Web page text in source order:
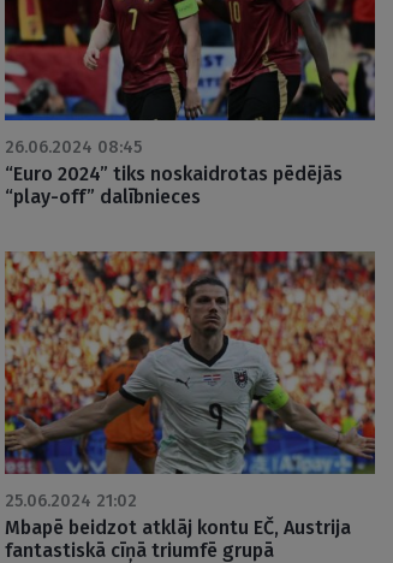
26.06.2024 08:45
“Euro 2024” tiks noskaidrotas pēdējās
“play-off” dalībnieces
25.06.2024 21:02
Mbapē beidzot atklāj kontu EČ, Austrija
fantastiskā cīņā triumfē grupā